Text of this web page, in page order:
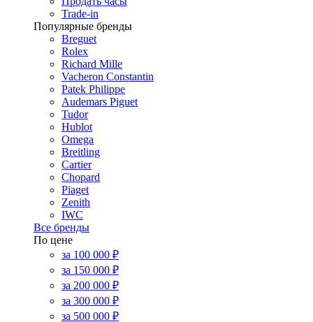
Trade-in
Популярные бренды
Breguet
Rolex
Richard Mille
Vacheron Constantin
Patek Philippe
Audemars Piguet
Tudor
Hublot
Omega
Breitling
Cartier
Chopard
Piaget
Zenith
IWC
Все бренды
По цене
за 100 000 ₽
за 150 000 ₽
за 200 000 ₽
за 300 000 ₽
за 500 000 ₽